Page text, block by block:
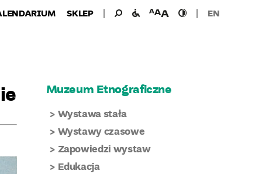
SKLEP Wyszukaj
Wyszukiwanie
dla:
udogodnieniawielkość
czcionki
wysoki
kontrast
EN
Muzeum Etnograficzne
Wystawa stała
Wystawy czasowe
Zapowiedzi wystaw
Edukacja